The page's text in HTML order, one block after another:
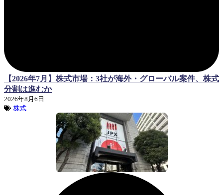
【2026年7月】株式市場：3社が海外・グローバル案件、株式
分割は進むか
2026年8月6日
株式